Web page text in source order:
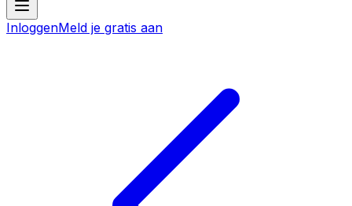
InloggenMeld je gratis aan